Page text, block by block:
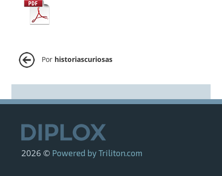
Por historiascuriosas
2026 © Powered by Triliton.com